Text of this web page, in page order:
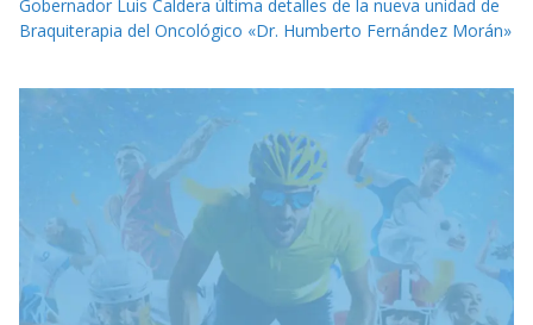
Gobernador Luis Caldera última detalles de la nueva unidad de
Braquiterapia del Oncológico «Dr. Humberto Fernández Morán»